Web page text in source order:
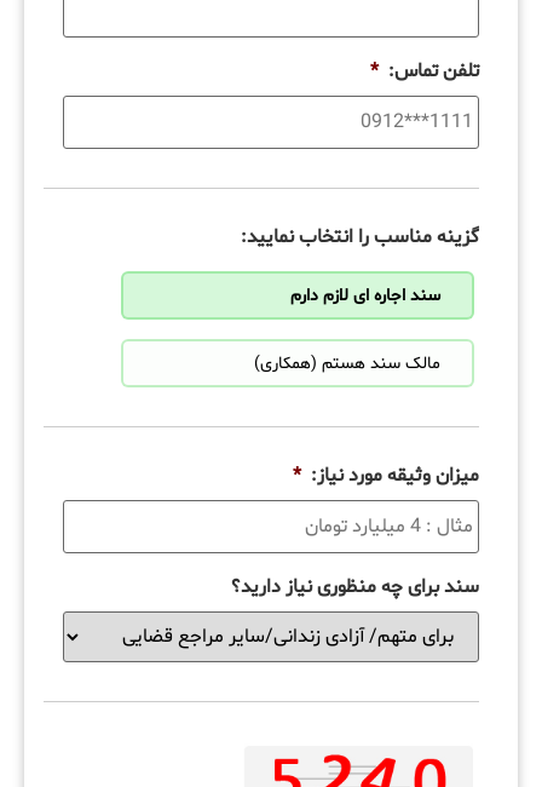
تلفن تماس: *
گزینه مناسب را انتخاب نمایید:
سند اجاره ای لازم دارم
مالک سند هستم (همکاری)
میزان وثیقه مورد نیاز: *
سند برای چه منظوری نیاز دارید؟